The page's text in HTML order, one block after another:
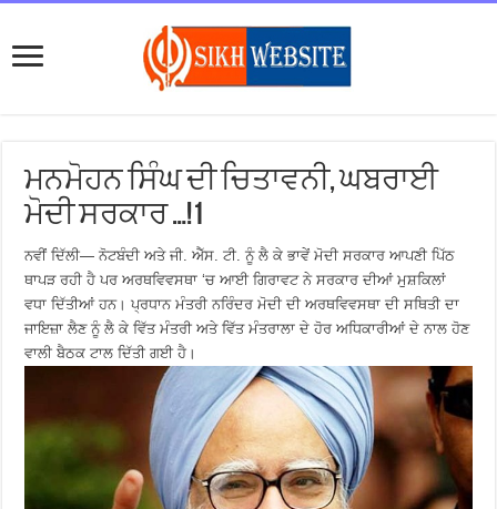
ਮਨਮੋਹਨ ਸਿੰਘ ਦੀ ਚਿਤਾਵਨੀ, ਘਬਰਾਈ
ਮੋਦੀ ਸਰਕਾਰ …!1
ਨਵੀਂ ਦਿੱਲੀ— ਨੋਟਬੰਦੀ ਅਤੇ ਜੀ. ਐੱਸ. ਟੀ. ਨੂੰ ਲੈ ਕੇ ਭਾਵੇਂ ਮੋਦੀ ਸਰਕਾਰ ਆਪਣੀ ਪਿੱਠ
ਥਾਪੜ ਰਹੀ ਹੈ ਪਰ ਅਰਥਵਿਵਸਥਾ ‘ਚ ਆਈ ਗਿਰਾਵਟ ਨੇ ਸਰਕਾਰ ਦੀਆਂ ਮੁਸ਼ਕਿਲਾਂ
ਵਧਾ ਦਿੱਤੀਆਂ ਹਨ। ਪ੍ਰਧਾਨ ਮੰਤਰੀ ਨਰਿੰਦਰ ਮੋਦੀ ਦੀ ਅਰਥਵਿਵਸਥਾ ਦੀ ਸਥਿਤੀ ਦਾ
ਜਾਇਜ਼ਾ ਲੈਣ ਨੂੰ ਲੈ ਕੇ ਵਿੱਤ ਮੰਤਰੀ ਅਤੇ ਵਿੱਤ ਮੰਤਰਾਲਾ ਦੇ ਹੋਰ ਅਧਿਕਾਰੀਆਂ ਦੇ ਨਾਲ ਹੋਣ
ਵਾਲੀ ਬੈਠਕ ਟਾਲ ਦਿੱਤੀ ਗਈ ਹੈ।